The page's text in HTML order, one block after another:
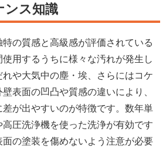
ンス知識
の質感と高級感が評価されている
用するうちに様々な汚れが発生し
れや大気中の塵・埃、さらにはコケ
表面の凹凸や質感の違いにより、
が出やすいのが特徴です。数年単
圧洗浄機を使った洗浄が有効です
の塗装を傷めないよう注意が必要